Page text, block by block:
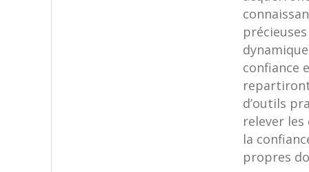
confiance
d’outils
relever les
la
propres